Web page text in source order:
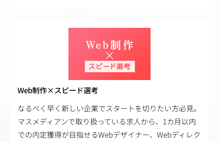
Web制作×スピード選考
なるべく早く新しい企業でスタートを切りたい方必見。
マスメディアンで取り扱っている求人から、1カ月以内
での内定獲得が目指せるWebデザイナー、Webディレク